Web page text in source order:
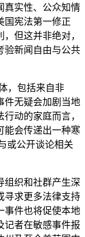
真实性、公众知情
国宪法第一修正
但这并非绝对，
验新闻自由与公共
，包括来自非
件无疑会加剧当地
动的家庭而言，
能会传递出一种寒
或公开谈论相关
组织和社群产生深
寻求更多法律支持
事件也将促使本地
记者在敏感事件报